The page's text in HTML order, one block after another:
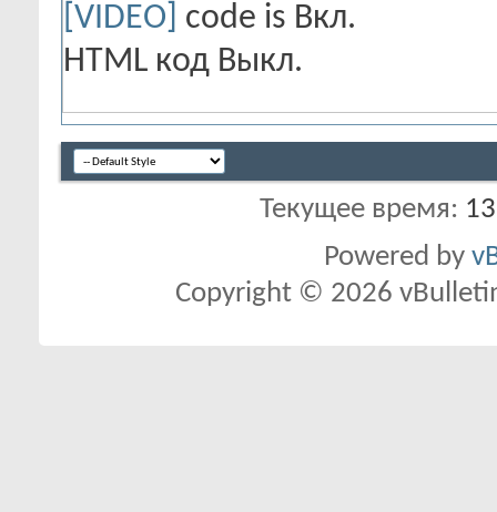
[VIDEO] code is Вкл.
HTML код Выкл.
Текущее время:
Powered by
Copyright © 2026